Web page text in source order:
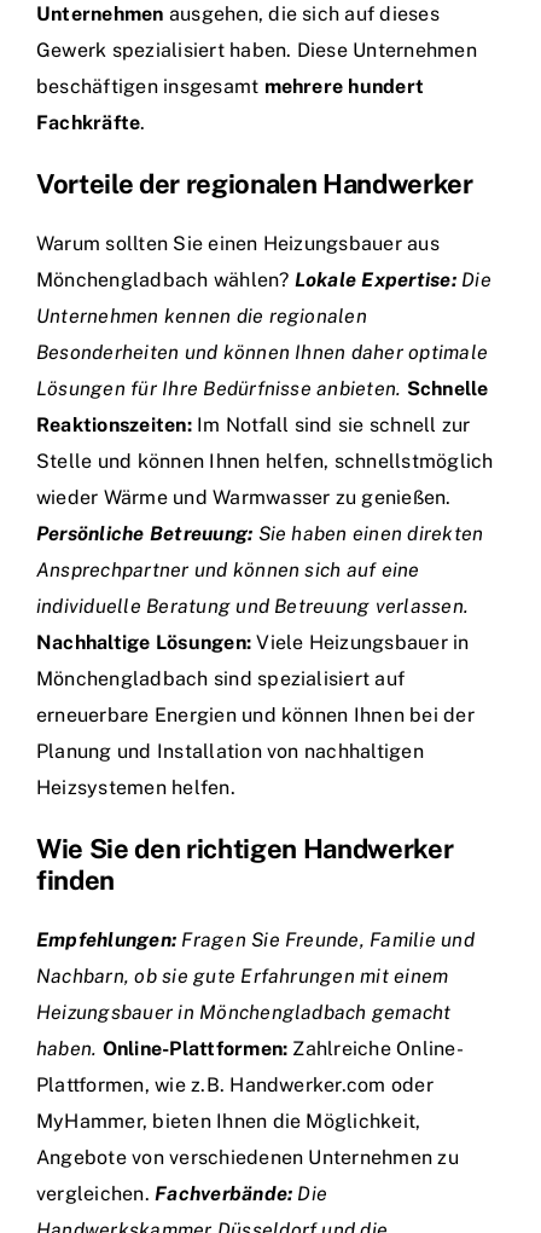
Unternehmen ausgehen, die sich auf dieses
Gewerk spezialisiert haben. Diese Unternehmen
beschäftigen insgesamt mehrere hundert
Fachkräfte.
Vorteile der regionalen Handwerker
Warum sollten Sie einen Heizungsbauer aus
Mönchengladbach wählen? Lokale Expertise:Die
Unternehmen kennen die regionalen
Besonderheiten und können Ihnen daher optimale
Lösungen für Ihre Bedürfnisse anbieten. Schnelle
Reaktionszeiten:Im Notfall sind sie schnell zur
Stelle und können Ihnen helfen, schnellstmöglich
wieder Wärme und Warmwasser zu genießen.
Persönliche Betreuung: Sie haben einen direkten
Ansprechpartner und können sich auf eine
individuelle Beratung und Betreuung verlassen.
Nachhaltige Lösungen: Viele Heizungsbauer in
Mönchengladbach sind spezialisiert auf
erneuerbare Energien und können Ihnen bei der
Planung und Installation von nachhaltigen
Heizsystemen helfen.
Wie Sie den richtigen Handwerker
finden
Empfehlungen: Fragen Sie Freunde, Familie und
Nachbarn, ob sie gute Erfahrungen mit einem
Heizungsbauer in Mönchengladbach gemacht
haben. Online-Plattformen: Zahlreiche Online-
Plattformen, wie z.B. Handwerker.com oder
MyHammer, bieten Ihnen die Möglichkeit,
Angebote von verschiedenen Unternehmen zu
vergleichen.Fachverbände: Die